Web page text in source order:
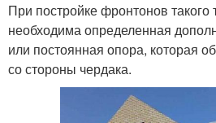
При постройке фронтонов такого
необходима определенная
или постоянная опора, которая
со стороны чердака.